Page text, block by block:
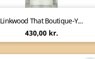
Linkwood That Boutique-Y...
Pris
430,00 kr.